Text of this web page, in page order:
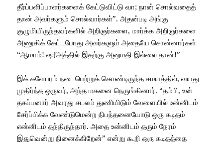
தீர்ப்பளிப்பாளர்களைக் கேட்டுவிட்டு வா; நான் சொல்வதைத்
தான் அவர்களும் சொல்வார்கள்”. அதன்படி அங்கு
குழுமியிருந்தவர்களில் அறிஞர்களை, மார்க்க அறிஞர்களை
அணுகிக் கேட்டபோது அவர்களும் அதையே சொன்னார்கள்
“ஆமாம்! ஷரீஅத்தில் இதற்கு அனுமதி இல்லை தான்!”
இக் களேபரம் நடைபெற்றுக் கொண்டிருந்த சமயத்தில், வயது
முதிர்ந்த ஒருவர், அந்த மகனை நெருங்கினார். “தம்பி, உன்
தகப்பனார் அவரது சடலம் துணியிடும் வேளையில் உன்னிடம்
சேர்ப்பிக்க வேண்டுமென்ற நிபந்தனையோடு ஒரு கடிதம்
என்னிடம் தந்திருந்தார். அதை உன்னிடம் தரும் நேரம்
இதுவென்று நினைக்கிறேன்” என்று கூறி ஒரு கடிதத்தை